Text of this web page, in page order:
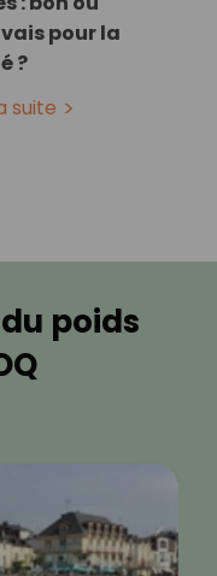
pour la
?
suite
poids